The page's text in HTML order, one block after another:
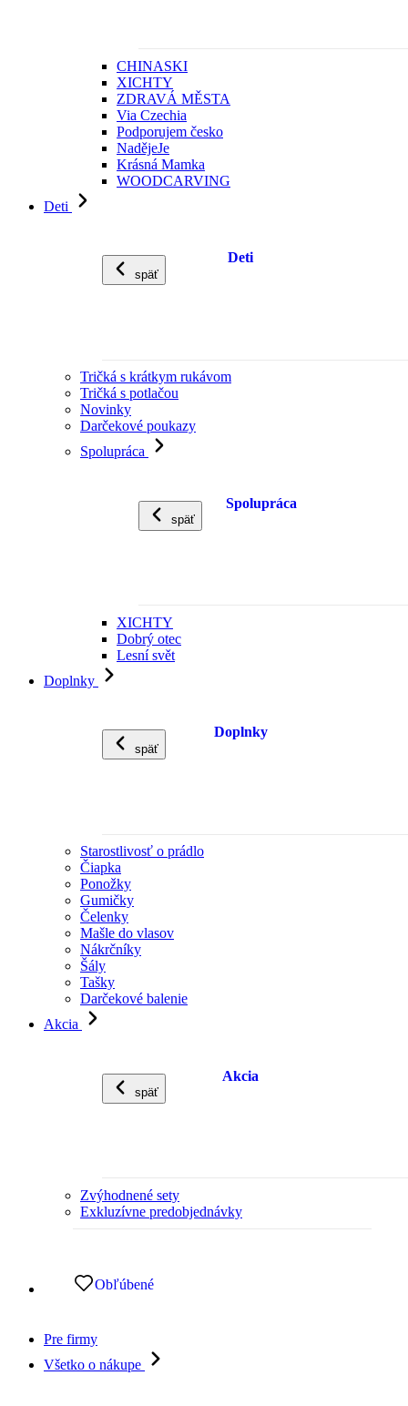
CHINASKI
XICHTY
ZDRAVÁ MĚSTA
Via Czechia
Podporujem česko
NadějeJe
Krásná Mamka
WOODCARVING
Deti
späť
Deti
Tričká s krátkym rukávom
Tričká s potlačou
Novinky
Darčekové poukazy
Spolupráca
späť
Spolupráca
XICHTY
Dobrý otec
Lesní svět
Doplnky
späť
Doplnky
Starostlivosť o prádlo
Čiapka
Ponožky
Gumičky
Čelenky
Mašle do vlasov
Nákrčníky
Šály
Tašky
Darčekové balenie
Akcia
späť
Akcia
Zvýhodnené sety
Exkluzívne predobjednávky
Obľúbené
Pre firmy
Všetko o nákupe